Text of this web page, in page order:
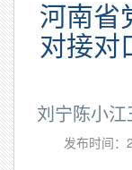
河南省
对接对
刘宁陈小
发布时间：